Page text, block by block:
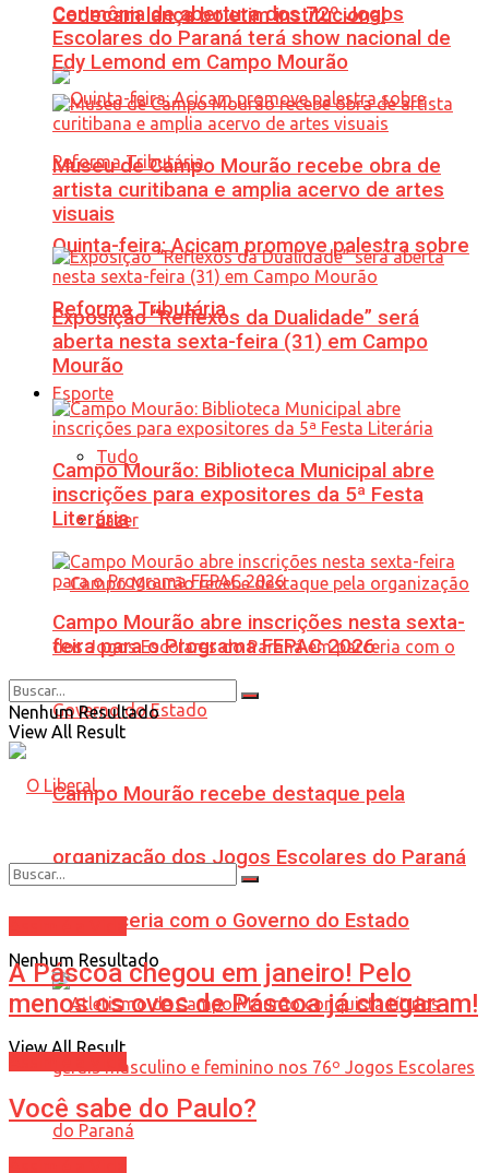
Codecam lança boletim institucional
Quinta-feira: Acicam promove palestra sobre
Reforma Tributária
Esporte
Tudo
Lazer
Campo Mourão recebe destaque pela
organização dos Jogos Escolares do Paraná
em parceria com o Governo do Estado
Cerimônia de abertura dos 72º Jogos
Escolares do Paraná terá show nacional de
Edy Lemond em Campo Mourão
Museu de Campo Mourão recebe obra de
artista curitibana e amplia acervo de artes
visuais
Exposição “Reflexos da Dualidade” será
aberta nesta sexta-feira (31) em Campo
Mourão
Campo Mourão: Biblioteca Municipal abre
inscrições para expositores da 5ª Festa
Literária
Campo Mourão abre inscrições nesta sexta-
feira para o Programa FEPAC 2026
Nenhum Resultado
View All Result
Nenhum Resultado
View All Result
A Páscoa chegou em janeiro! Pelo
menos os ovos de Páscoa já chegaram!
Você sabe do Paulo?